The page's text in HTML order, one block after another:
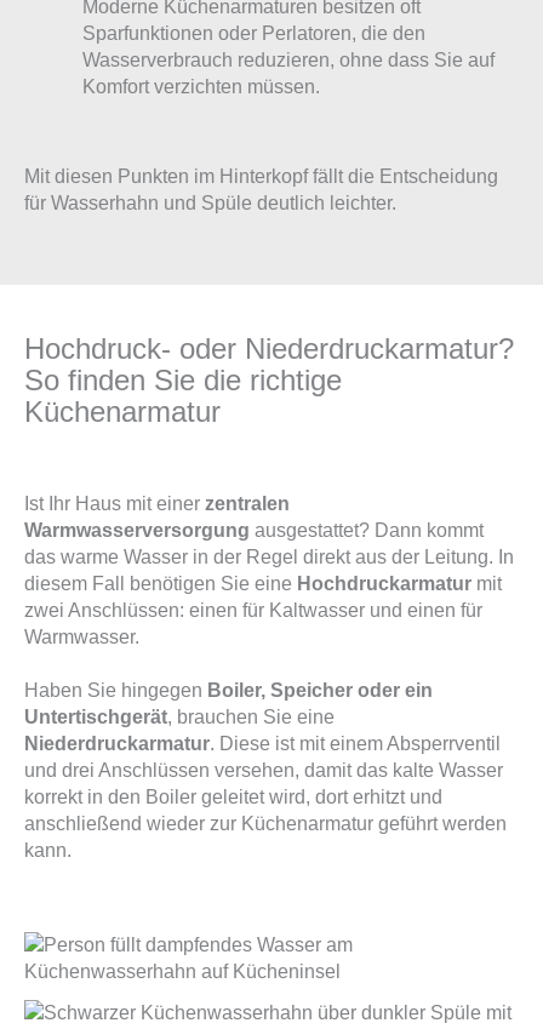
Moderne Küchenarmaturen besitzen oft
Sparfunktionen oder Perlatoren, die den
Wasserverbrauch reduzieren, ohne dass Sie auf
Komfort verzichten müssen.
Mit diesen Punkten im Hinterkopf fällt die Entscheidung
für Wasserhahn und Spüle deutlich leichter.
Hochdruck- oder Niederdruckarmatur?
So finden Sie die richtige
Küchenarmatur
Ist Ihr Haus mit einer zentralen
Warmwasserversorgung ausgestattet? Dann kommt
das warme Wasser in der Regel direkt aus der Leitung. In
diesem Fall benötigen Sie eine Hochdruckarmatur mit
zwei Anschlüssen: einen für Kaltwasser und einen für
Warmwasser.
Haben Sie hingegen Boiler, Speicher oder ein
Untertischgerät, brauchen Sie eine
Niederdruckarmatur. Diese ist mit einem Absperrventil
und drei Anschlüssen versehen, damit das kalte Wasser
korrekt in den Boiler geleitet wird, dort erhitzt und
anschließend wieder zur Küchenarmatur geführt werden
kann.